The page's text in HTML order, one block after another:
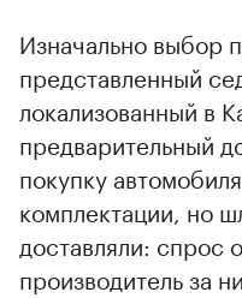
Изначально выбор
представленный
локализованный в
предварительный
покупку
комплектации, но
доставляли: спрос
производитель за